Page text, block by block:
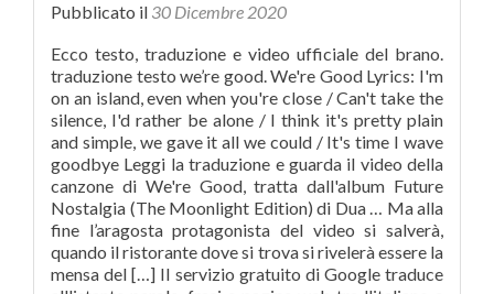
Pubblicato il 30 Dicembre 2020
Ecco testo, traduzione e video ufficiale del brano.
traduzione testo we’re good. We're Good Lyrics: I'm
on an island, even when you're close / Can't take the
silence, I'd rather be alone / I think it's pretty plain
and simple, we gave it all we could / It's time I wave
goodbye Leggi la traduzione e guarda il video della
canzone di We're Good, tratta dall'album Future
Nostalgia (The Moonlight Edition) di Dua … Ma alla
fine l’aragosta protagonista del video si salverà,
quando il ristorante dove si trova si rivelerà essere la
mensa del […] Il servizio gratuito di Google traduce